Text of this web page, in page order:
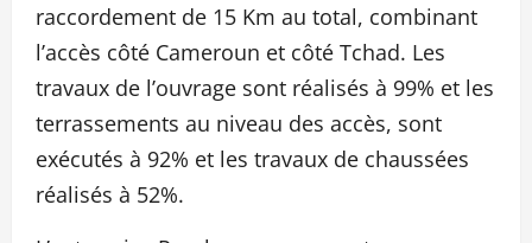
raccordement de 15 Km au total, combinant
l’accès côté Cameroun et côté Tchad. Les
travaux de l’ouvrage sont réalisés à 99% et les
terrassements au niveau des accès, sont
exécutés à 92% et les travaux de chaussées
réalisés à 52%.